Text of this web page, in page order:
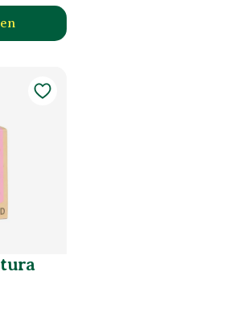
produktsida